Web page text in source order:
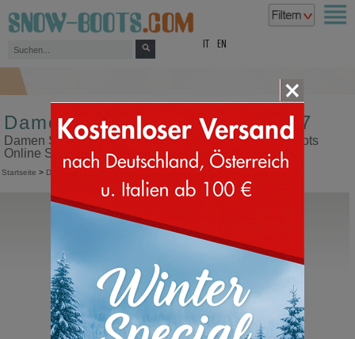
EN
Damen Schneestiefel Größe 47
Damen Schneestiefel Größe 47 in unserem Snow Boots
Online Shop kaufen
Startseite > Damen
Icon Low Nylon
Moon Boot